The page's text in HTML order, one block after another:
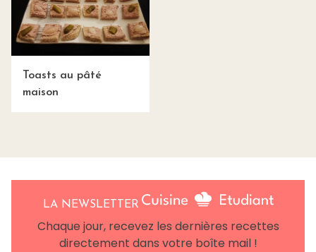
Toasts au pâté
maison
LA NEWSLETTER
Chaque jour, recevez les dernières recettes
directement dans votre boîte mail !